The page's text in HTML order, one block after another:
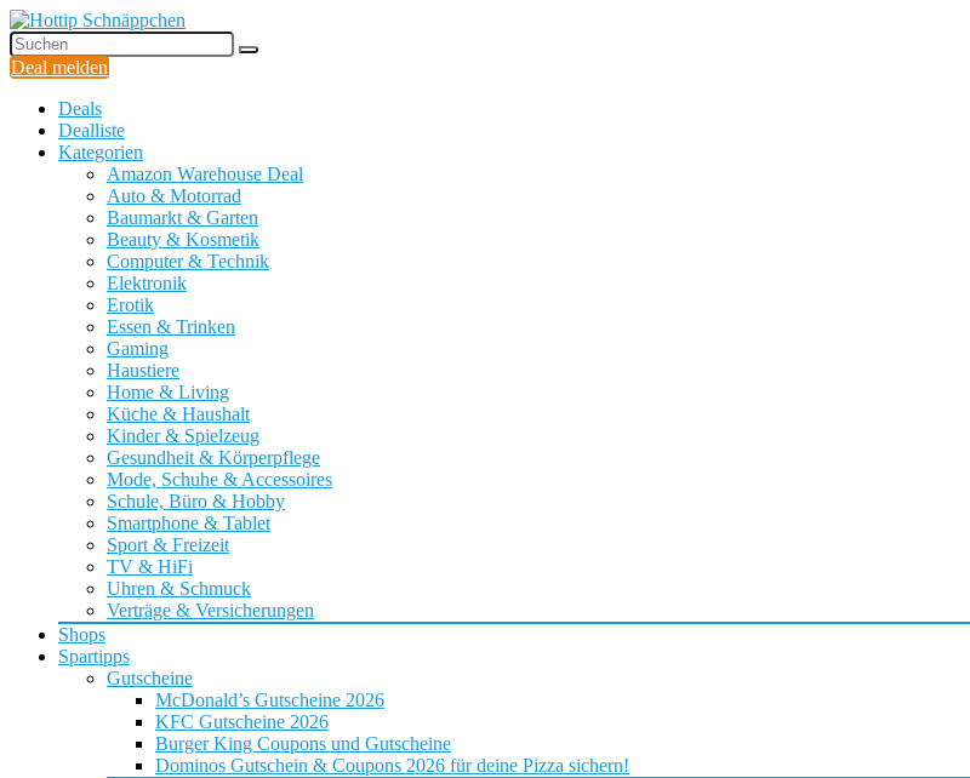
Deal melden
Deals
Dealliste
Kategorien
Amazon Warehouse Deal
Auto & Motorrad
Baumarkt & Garten
Beauty & Kosmetik
Computer & Technik
Elektronik
Erotik
Essen & Trinken
Gaming
Haustiere
Home & Living
Küche & Haushalt
Kinder & Spielzeug
Gesundheit & Körperpflege
Mode, Schuhe & Accessoires
Schule, Büro & Hobby
Smartphone & Tablet
Sport & Freizeit
TV & HiFi
Uhren & Schmuck
Verträge & Versicherungen
Shops
Spartipps
Gutscheine
McDonald’s Gutscheine 2026
KFC Gutscheine 2026
Burger King Coupons und Gutscheine
Dominos Gutschein & Coupons 2026 für deine Pizza sichern!